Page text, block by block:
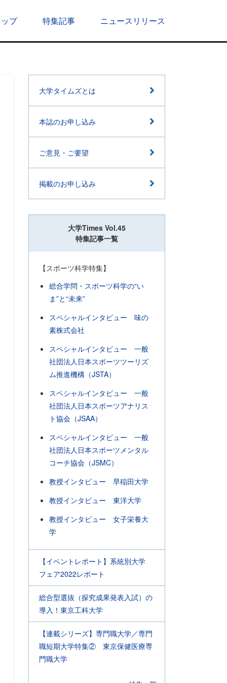
プ 特集記事 ニュースリリース
大学タイムズとは
本誌のお申し込み
ご意見・ご要望
掲載のお申し込み
大学Times Vol.45
特集記事一覧
【スポーツ科学特集】
総合学問・スポーツ科学の“い
ま”と“未来”
スペシャルインタビュー 味の
素株式会社
スペシャルインタビュー 一般
社団法人日本スポーツツーリズ
ム推進機構（JSTA）
スペシャルインタビュー 一般
社団法人日本スポーツアナリス
ト協会（JSAA）
スペシャルインタビュー 一般
社団法人日本スポーツメンタル
コーチ協会（JSMC）
教授インタビュー 早稲田大学
教授インタビュー 東洋大学
教授インタビュー 女子栄養大
学
【イベントレポート】系統別大学
フェア2022レポート
総合型選抜（探究成果発表入試）の
導入！東京工科大学
【連載シリーズ】専門職大学／専門
職短期大学特集② 東京保健医療専
門職大学